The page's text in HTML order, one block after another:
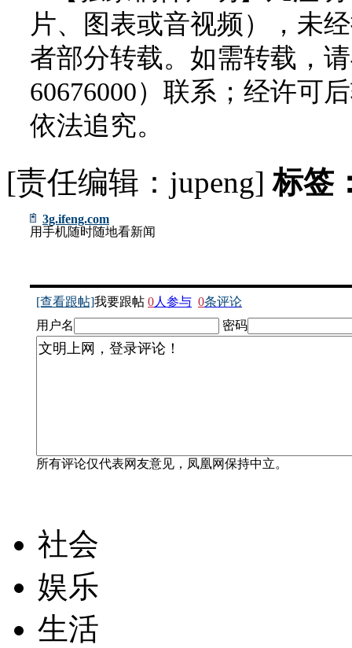
片、图表或音视频），未
者部分转载。如需转载，
60676000）联系；经许可
依法追究。
[责任编辑：jupeng]标签
3g.ifeng.com
用手机随时随地看新闻
[查看跟帖]我要跟帖 0人参与 0条评论
用户名
密码
所有评论仅代表网友意见，凤凰网保持中立。
社会
娱乐
生活